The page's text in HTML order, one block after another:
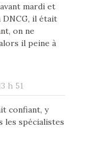
mardi et
DNCG, il était
on ne
il peine à
h 51
confiant, y
les spécialistes